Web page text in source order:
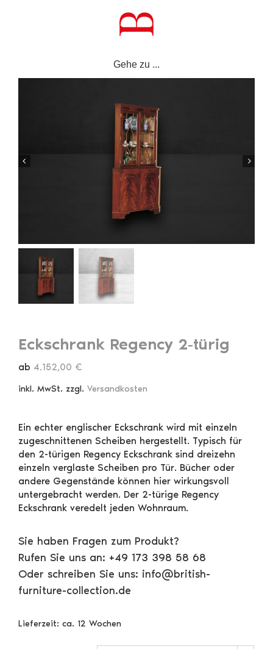
Gehe zu ...
Eckschrank Regency 2-türig
ab 4.152,00 €
inkl. MwSt. zzgl. Versandkosten
Ein echter englischer Eckschrank wird mit einzeln
zugeschnittenen Scheiben hergestellt. Typisch für
den 2-türigen Regency Eckschrank sind dreizehn
einzeln verglaste Scheiben pro Tür. Bücher oder
andere Gegenstände können hier wirkungsvoll
untergebracht werden. Der 2-türige Regency
Eckschrank veredelt jeden Wohnraum.
Sie haben Fragen zum Produkt?
Rufen Sie uns an: +49 173 398 58 68
Oder schreiben Sie uns: info@british-
furniture-collection.de
Lieferzeit: ca. 12 Wochen